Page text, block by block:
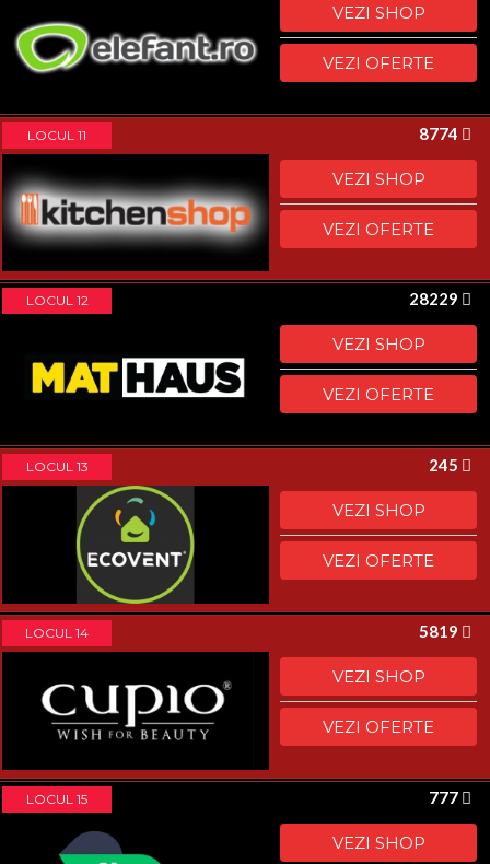
VEZI SHOP
VEZI OFERTE
LOCUL 11 8774
VEZI SHOP
VEZI OFERTE
LOCUL 12 28229
VEZI SHOP
VEZI OFERTE
LOCUL 13 245
VEZI SHOP
VEZI OFERTE
LOCUL 14 5819
VEZI SHOP
VEZI OFERTE
LOCUL 15 777
VEZI SHOP